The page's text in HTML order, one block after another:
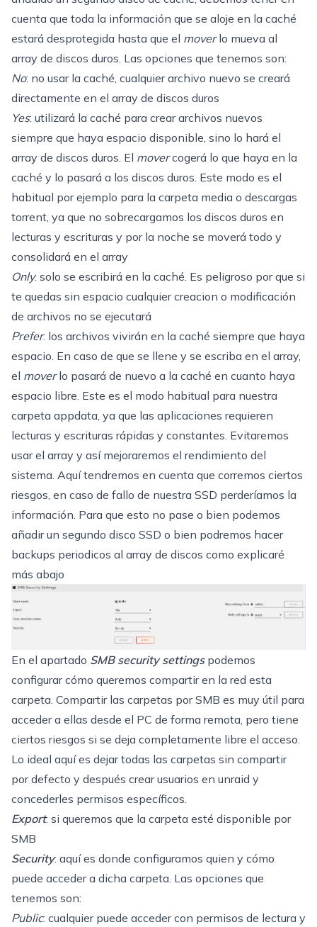
cuenta que toda la información que se aloje en la caché
estará desprotegida hasta que el moverlo mueva al
array de discos duros. Las opciones que tenemos son:
No: no usar la caché, cualquier archivo nuevo se creará
directamente en el array de discos duros
Yes: utilizará la caché para crear archivos nuevos
siempre que haya espacio disponible, sino lo hará el
array de discos duros. El movercogerá lo que haya en la
caché y lo pasará a los discos duros. Este modo es el
habitual por ejemplo para la carpeta media o descargas
torrent, ya que no sobrecargamos los discos duros en
lecturas y escrituras y por la noche se moverá todo y
consolidará en el array
Only: solo se escribirá en la caché. Es peligroso por que si
te quedas sin espacio cualquier creacion o modificación
de archivos no se ejecutará
Prefer: los archivos vivirán en la caché siempre que haya
espacio. En caso de que se llene y se escriba en el array,
el moverlo pasará de nuevo a la caché en cuanto haya
espacio libre. Este es el modo habitual para nuestra
carpeta appdata, ya que las aplicaciones requieren
lecturas y escrituras rápidas y constantes. Evitaremos
usar el array y así mejoraremos el rendimiento del
sistema. Aquí tendremos en cuenta que corremos ciertos
riesgos, en caso de fallo de nuestra SSD perderíamos la
información. Para que esto no pase o bien podemos
añadir un segundo disco SSD o bien podremos hacer
backups periodicos al array de discos como explicaré
más abajo
En el apartado SMB security settingspodemos
configurar cómo queremos compartir en la red esta
carpeta. Compartir las carpetas por SMB es muy útil para
acceder a ellas desde el PC de forma remota, pero tiene
ciertos riesgos si se deja completamente libre el acceso.
Lo ideal aquí es dejar todas las carpetas sin compartir
por defecto y después crear usuarios en unraid y
concederles permisos específicos.
Export: si queremos que la carpeta esté disponible por
SMB
Security: aquí es donde configuramos quien y cómo
puede acceder a dicha carpeta. Las opciones que
tenemos son:
Public: cualquier puede acceder con permisos de lectura y